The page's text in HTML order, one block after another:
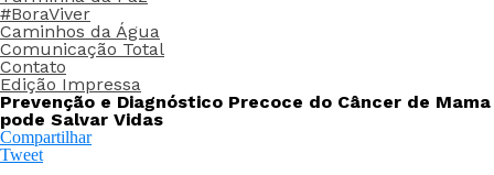
#BoraViver
Caminhos da Água
Comunicação Total
Contato
Edição Impressa
Prevenção e Diagnóstico Precoce do Câncer de Mama
pode Salvar Vidas
Compartilhar
Tweet